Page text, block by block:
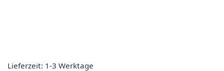
Lieferzeit: 1-3 Werktage